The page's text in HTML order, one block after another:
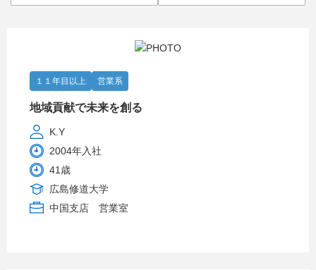
１１年目以上 営業系
地域貢献で未来を創る
K.Y
2004年入社
41歳
広島修道大学
中国支店 営業室